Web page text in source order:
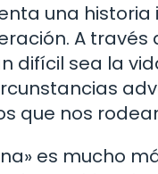
una
A través
difícil sea la
que nos
es mucho